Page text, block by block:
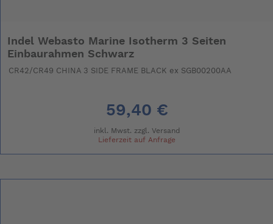
Indel Webasto Marine Isotherm 3 Seiten
Einbaurahmen Schwarz
CR42/CR49 CHINA 3 SIDE FRAME BLACK ex SGB00200AA
59,40 €
inkl. Mwst. zzgl. Versand
Lieferzeit auf Anfrage